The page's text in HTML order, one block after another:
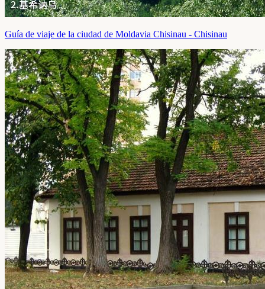
Guía de viaje de la ciudad de Moldavia Chisinau - Chisinau